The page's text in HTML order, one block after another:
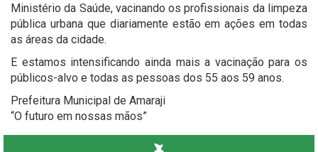
Ministério da Saúde, vacinando os profissionais da limpeza
pública urbana que diariamente estão em ações em todas
as áreas da cidade.
E estamos intensificando ainda mais a vacinação para os
públicos-alvo e todas as pessoas dos 55 aos 59 anos.
Prefeitura Municipal de Amaraji
“O futuro em nossas mãos”